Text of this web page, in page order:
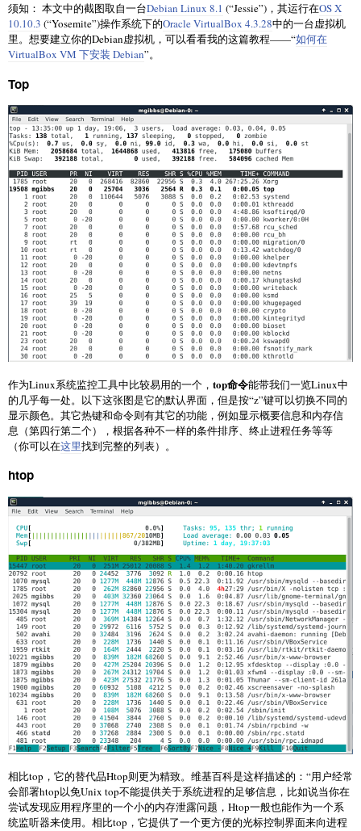
须知： 本文中的截图取自一台Debian Linux 8.1 (“Jessie”)，其运行在OS X
10.10.3 (“Yosemite”)操作系统下的Oracle VirtualBox 4.3.28中的一台虚拟机
里。想要建立你的Debian虚拟机，可以看看我的这篇教程——“如何在
VirtualBox VM 下安装 Debian”。
Top
作为Linux系统监控工具中比较易用的一个， top命令能带我们一览Linux中
的几乎每一处。以下这张图是它的默认界面，但是按“z”键可以切换不同的
显示颜色。其它热键和命令则有其它的功能，例如显示概要信息和内存信
息（第四行第二个），根据各种不一样的条件排序、终止进程任务等等
（你可以在这里找到完整的列表）。
htop
相比top，它的替代品Htop则更为精致。维基百科是这样描述的：“用户经常
会部署htop以免Unix top不能提供关于系统进程的足够信息，比如说当你在
尝试发现应用程序里的一个小的内存泄露问题，Htop一般也能作为一个系
统监听器来使用。相比top，它提供了一个更方便的光标控制界面来向进程